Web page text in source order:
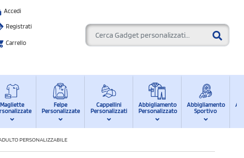
Accedi
Registrati
Carrello
Magliette
Felpe
Personalizzate
Cappellini
Personalizzati
Abbigliamento
Personalizzato
Abbigliamento
Sportivo
PERSONALIZZABILE